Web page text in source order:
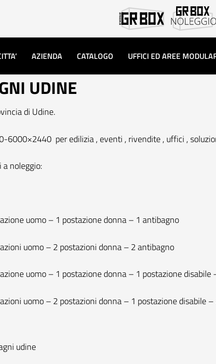
AZIENDA CATALOGO UFFICI ED AREE
UDINE
di Udine.
6000×2440 per edilizia , eventi , rivendite , uffici ,
noleggio:
uomo – 1 postazione donna – 1 antibagno
uomo – 2 postazioni donna – 2 antibagno
uomo – 1 postazione donna – 1 postazione disabile
uomo – 2 postazioni donna – 1 postazione disabile
udine